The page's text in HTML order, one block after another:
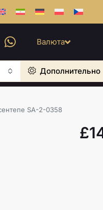
Валюта
Дополнительно
SA-2-0358